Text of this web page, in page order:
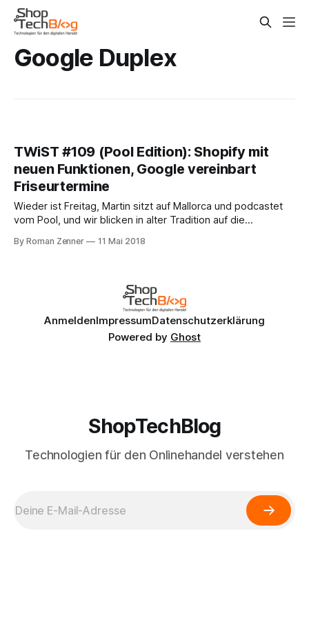
Google Duplex
TWiST #109 (Pool Edition): Shopify mit
neuen Funktionen, Google vereinbart
Friseurtermine
Wieder ist Freitag, Martin sitzt auf Mallorca und podcastet
vom Pool, und wir blicken in alter Tradition auf die
der Unite die wichtigste Unternehmensveranstaltung von
By Roman Zenner 11 Mai 2018
AnmeldenImpressumDatenschutzerklärung
Powered by Ghost
ShopTechBlog
Technologien für den Onlinehandel verstehen